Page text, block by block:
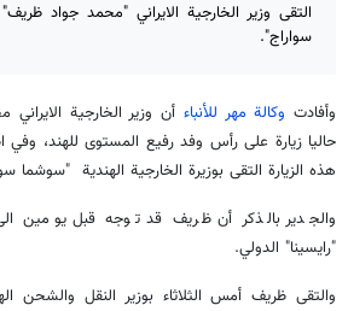
التقى وزير الخارجية الايراني "محمد جواد
سواراج".
وأفادت وكالة مهر للأنباء أن وزير الخارجية
حاليا زيارة على رأس وفد رفيع المستوى للهند، وفي
هذه الزيارة التقى بوزيرة الخارجية الهندية "سوشما
والجدير بالذكر أن ظريف قد توجه قبل يومين
"رايسينا" الدولي.
والتقى ظريف أمس الثلاثاء بوزير النقل والشحن